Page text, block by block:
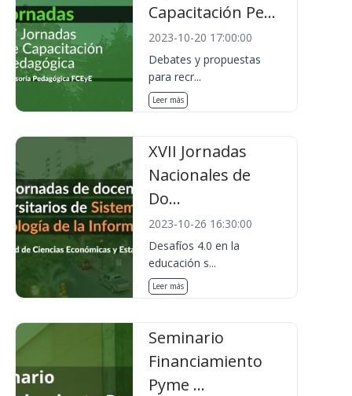
Capacitación Pe...
2023-10-20 17:00:00
Debates y propuestas
para recr...
Leer más
XVII Jornadas
Nacionales de
Do...
2023-10-26 16:30:00
Desafíos 4.0 en la
educación s...
Leer más
Seminario
Financiamiento
Pyme ...